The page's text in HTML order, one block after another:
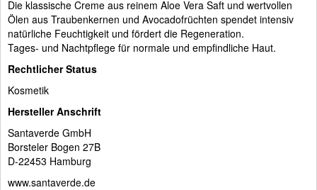
Die klassische Creme aus reinem Aloe Vera Saft und wertvollen
Ölen aus Traubenkernen und Avocadofrüchten spendet intensiv
natürliche Feuchtigkeit und fördert die Regeneration.
Tages- und Nachtpflege für normale und empfindliche Haut.
Rechtlicher Status
Kosmetik
Hersteller Anschrift
Santaverde GmbH
Borsteler Bogen 27B
D-22453 Hamburg
www.santaverde.de